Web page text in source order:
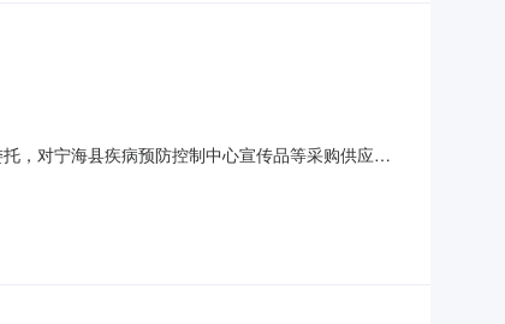
，对宁海县疾病预防控制中心宣传品等采购供应商
海县茗嵊贸易有限公司宁海杰程百货店确定成交日